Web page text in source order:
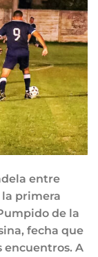
entre
la primera
de la
fecha que
encuentros. A